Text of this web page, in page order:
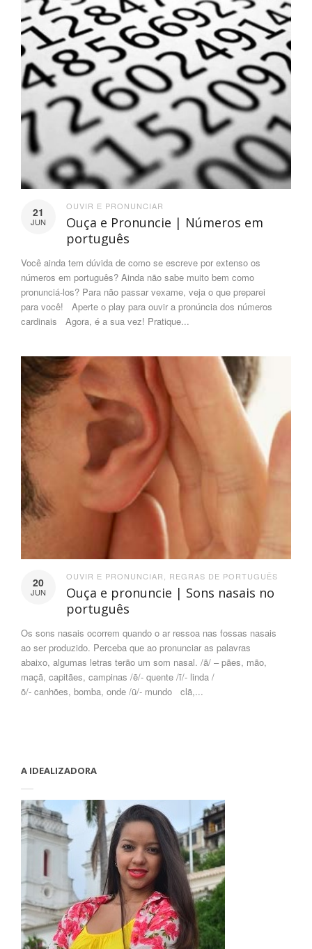
21
JUN
OUVIR E PRONUNCIAR
Ouça e Pronuncie | Números em
português
Você ainda tem dúvida de como se escreve por extenso os
números em português? Ainda não sabe muito bem como
pronunciá-los? Para não passar vexame, veja o que preparei
para você! Aperte o play para ouvir a pronúncia dos números
cardinais Agora, é a sua vez! Pratique...
20
JUN
OUVIR E PRONUNCIAR REGRAS DE PORTUGUÊS
Ouça e pronuncie | Sons nasais no
português
Os sons nasais ocorrem quando o ar ressoa nas fossas nasais
ao ser produzido. Perceba que ao pronunciar as palavras
abaixo, algumas letras terão um som nasal. /ã/ – pães, mão,
maçã, capitães, campinas /ẽ/- quente /ĩ/- linda /
õ/- canhões, bomba, onde /ũ/- mundo clã,...
A IDEALIZADORA